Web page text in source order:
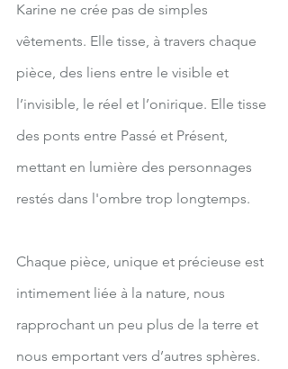
Karine ne crée pas de simples
vêtements. Elle tisse, à travers chaque
pièce, des liens entre le visible et
l’invisible, le réel et l’onirique. Elle tisse
des ponts entre Passé et Présent,
mettant en lumière des personnages
restés dans l'ombre trop longtemps.
Chaque pièce, unique et précieuse est
intimement liée à la nature, nous
rapprochant un peu plus de la terre et
nous emportant vers d’autres sphères.